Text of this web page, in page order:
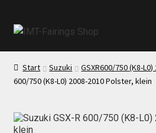
Start
Echtheit von Bewertungen
Start Suzuki GSXR600/750 (K8-
600/750 (K8-L0) 2008-2010 Polster, klein